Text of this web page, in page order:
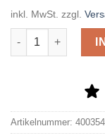
inkl. MwSt. zzgl.
HSS-dmo5-
Artikelnummer: